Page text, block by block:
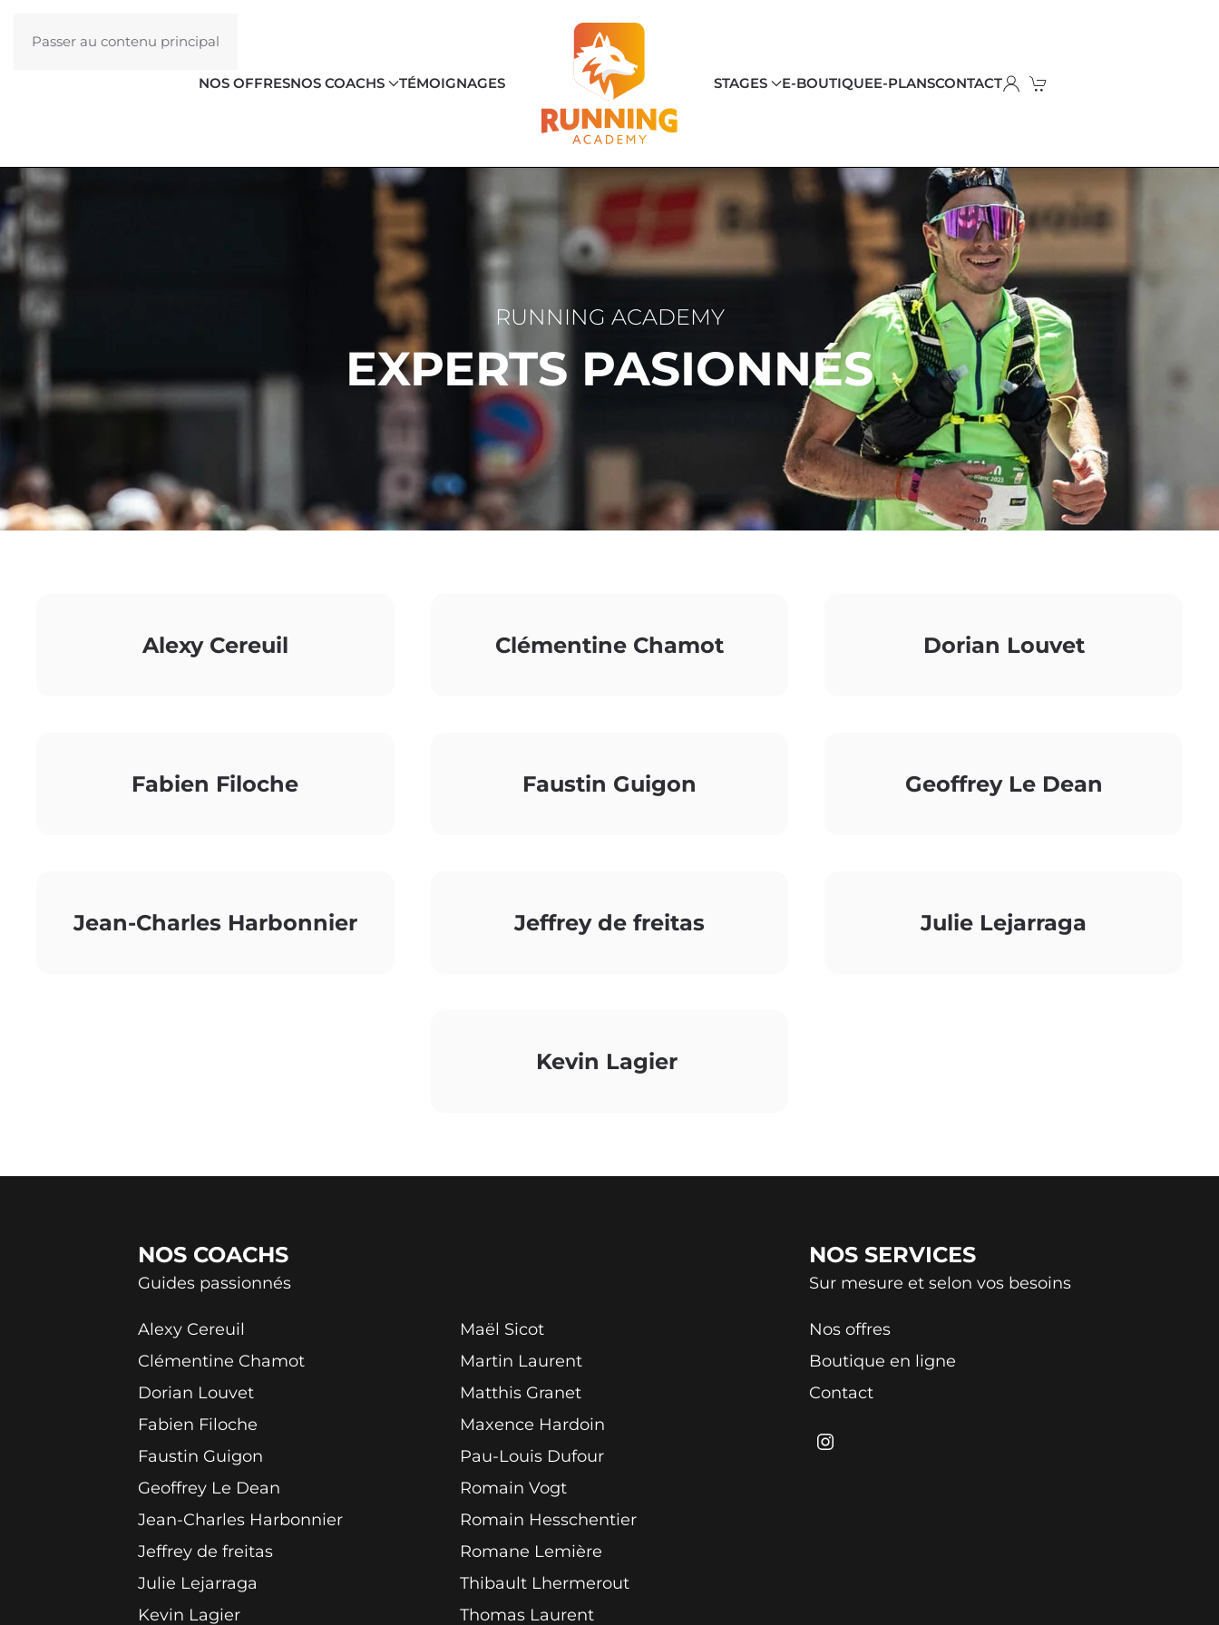
Passer au contenu principal
NOS OFFRESNOS COACHS TÉMOIGNAGES STAGES E-BOUTIQUEE-PLANSCONTACT
RUNNING ACADEMY
EXPERTS PASIONNÉS
Alexy Cereuil Clémentine Chamot Dorian Louvet
Fabien Filoche Faustin Guigon Geoffrey Le Dean
Jean-Charles Harbonnier Jeffrey de freitas Julie Lejarraga
Kevin Lagier
NOS COACHS
Guides passionnés
Alexy Cereuil
Clémentine Chamot
Dorian Louvet
Fabien Filoche
Faustin Guigon
Geoffrey Le Dean
Jean-Charles Harbonnier
Jeffrey de freitas
Julie Lejarraga
Kevin Lagier
Maël Sicot
Martin Laurent
Matthis Granet
Maxence Hardoin
Pau-Louis Dufour
Romain Vogt
Romain Hesschentier
Romane Lemière
Thibault Lhermerout
Thomas Laurent
NOS SERVICES
Sur mesure et selon vos besoins
Nos offres
Boutique en ligne
Contact